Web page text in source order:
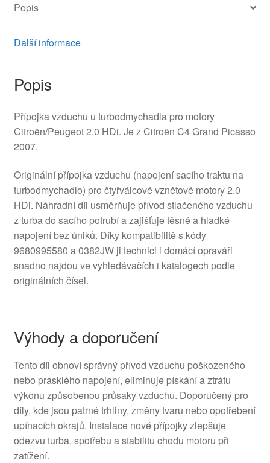
Popis
Další informace
Popis
Přípojka vzduchu u turbodmychadla pro motory
Citroën/Peugeot 2.0 HDi. Je z Citroën C4 Grand Picasso
2007.
Originální přípojka vzduchu (napojení sacího traktu na
turbodmychadlo) pro čtyřválcové vznětové motory 2.0
HDi. Náhradní díl usměrňuje přívod stlačeného vzduchu
z turba do sacího potrubí a zajišťuje těsné a hladké
napojení bez úniků. Díky kompatibilitě s kódy
9680995580 a 0382JW ji technici i domácí opraváři
snadno najdou ve vyhledávačích i katalogech podle
originálních čísel.
Výhody a doporučení
Tento díl obnoví správný přívod vzduchu poškozeného
nebo prasklého napojení, eliminuje pískání a ztrátu
výkonu způsobenou průsaky vzduchu. Doporučený pro
díly, kde jsou patrné trhliny, změny tvaru nebo opotřebení
upínacích okrajů. Instalace nové přípojky zlepšuje
odezvu turba, spotřebu a stabilitu chodu motoru při
zatížení.